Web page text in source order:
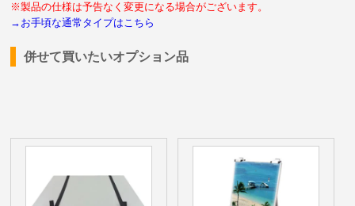
※製品の仕様は予告なく変更になる場合がございます。
→お手頃な通常タイプはこちら
併せて買いたいオプション品